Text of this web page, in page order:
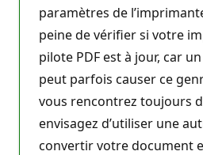
paramètres de
peine de vérifier si votre
pilote PDF est à jour, car
peut parfois causer ce
vous rencontrez toujours
envisagez d’utiliser une
convertir votre document